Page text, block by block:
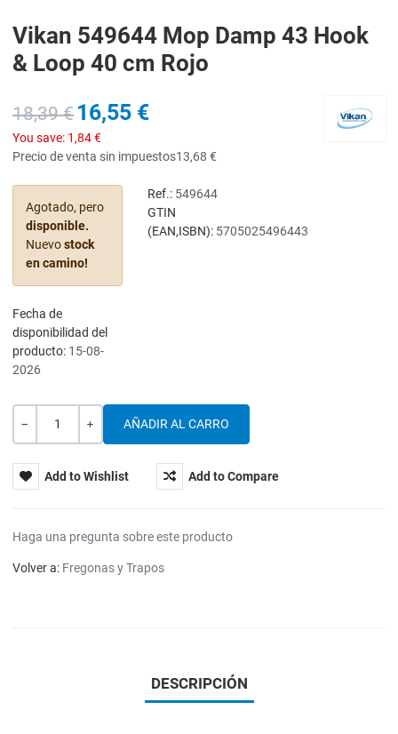
Vikan 549644 Mop Damp 43 Hook
& Loop 40 cm Rojo
18,39 € 16,55 €
You save: 1,84 €
Precio de venta sin impuestos13,68 €
Agotado, pero
disponible.
Nuevostock
en camino!
Fecha de
disponibilidad del
producto: 15-08-
2026
Ref.: 549644
GTIN
(EAN,ISBN): 5705025496443
Cantidad
Add to Wishlist Add to Compare
Haga una pregunta sobre este producto
Volver a: Fregonas y Trapos
DESCRIPCIÓN